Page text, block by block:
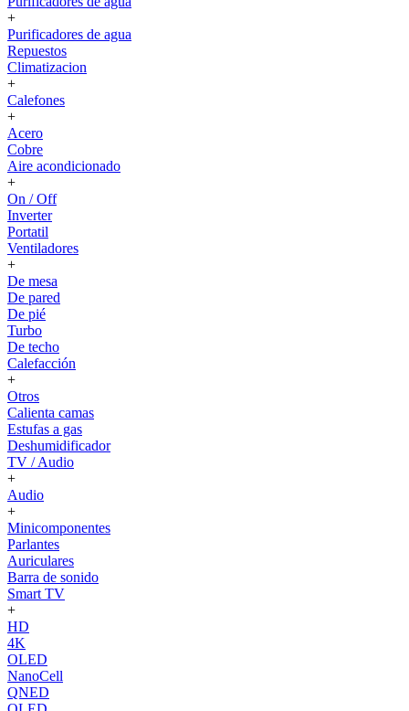
+
Purificadores de agua
Repuestos
Climatizacion
+
Calefones
+
Acero
Cobre
Aire acondicionado
+
On / Off
Inverter
Portatil
Ventiladores
+
De mesa
De pared
De pié
Turbo
De techo
Calefacción
+
Otros
Calienta camas
Estufas a gas
Deshumidificador
TV / Audio
+
Audio
+
Minicomponentes
Parlantes
Auriculares
Barra de sonido
Smart TV
+
HD
4K
OLED
NanoCell
QNED